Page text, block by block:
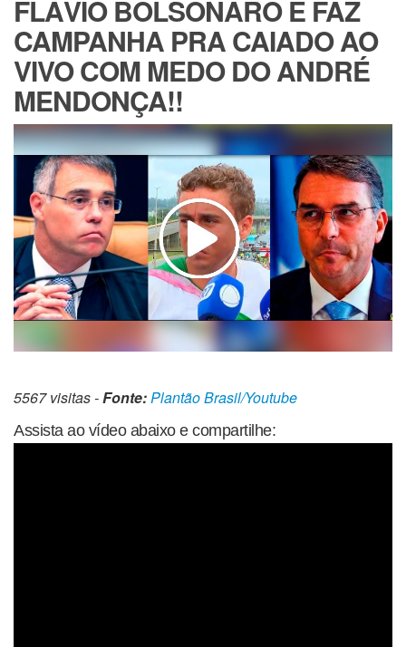
FLÁVIO BOLSONARO E FAZ
CAMPANHA PRA CAIADO AO
VIVO COM MEDO DO ANDRÉ
MENDONÇA!!
5567 visitas -Fonte:Plantão Brasil/Youtube
Assista ao vídeo abaixo e compartilhe: